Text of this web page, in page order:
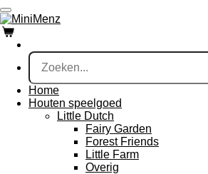
Ga
direct
naar
de
hoofdinhoud
Home
Houten speelgoed
Little Dutch
Fairy Garden
Forest Friends
Little Farm
Overig